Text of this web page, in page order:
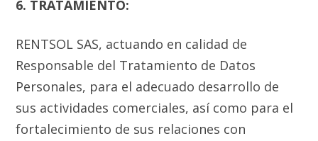
6. TRATAMIENTO:
RENTSOL SAS, actuando en calidad de
Responsable del Tratamiento de Datos
Personales, para el adecuado desarrollo de
sus actividades comerciales, así como para el
fortalecimiento de sus relaciones con